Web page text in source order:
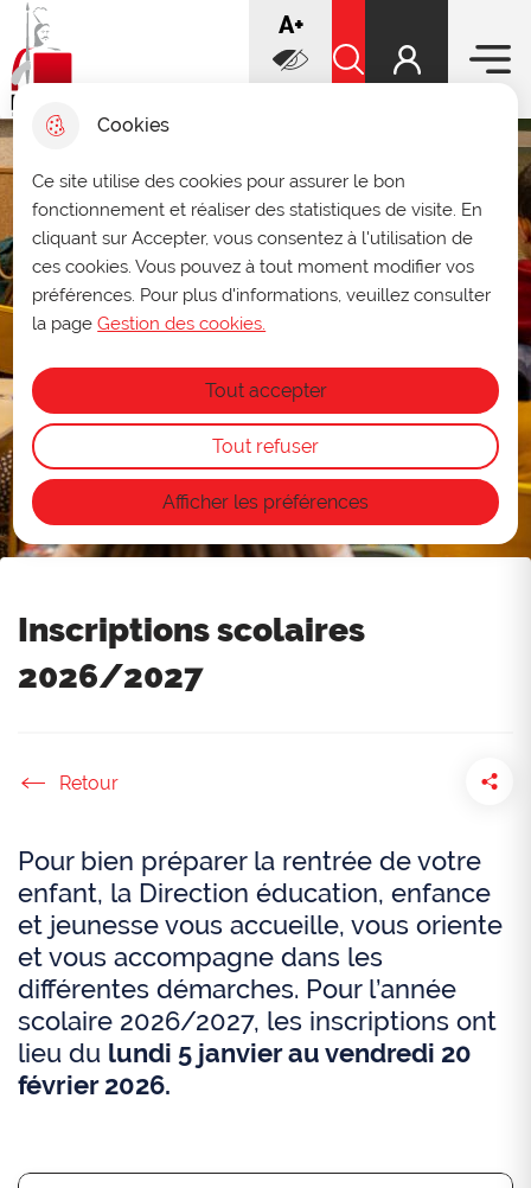
Cookies
Ce site utilise des cookies pour assurer le bon
fonctionnement et réaliser des statistiques de visite. En
cliquant sur Accepter, vous consentez à l'utilisation de
ces cookies. Vous pouvez à tout moment modifier vos
préférences. Pour plus d'informations, veuillez consulter
la pageGestion des cookies.
Afficher les préférences
Tout accepter
Tout refuser
au
menu
Aller au
contenu
principal
plan du
Infos ouverture des archives
municipales
Du 27 au 31 juillet, les archives seront
consultables uniquement sur rendez-vous
au 03 27 93 58 47ou par mail à
archives@ville-douai.fr
15 août.
Ville de Douai
decrease font
increase font
A+
Rechercher sur le
Inscriptions scolaires
2026/2027
Accueil
Pour bien préparer la rentrée de votre
enfant, la Direction éducation, enfance
et jeunesse vous accueille, vous oriente
et vous accompagne dans les
différentes démarches. Pour l’année
scolaire 2026/2027, les inscriptions ont
lieu du lundi 5 janvier au vendredi 20
février 2026.